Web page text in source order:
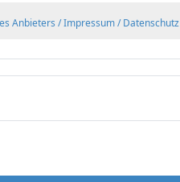
Anbieters / Impressum / Datenschutz